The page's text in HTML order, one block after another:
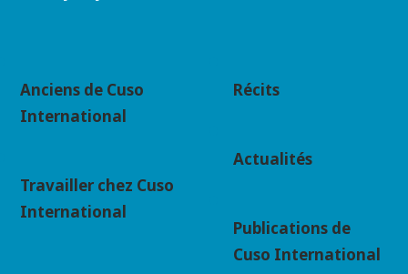
Anciens de Cuso
International
Travailler chez Cuso
International
Récits
Actualités
Publications de
Cuso International